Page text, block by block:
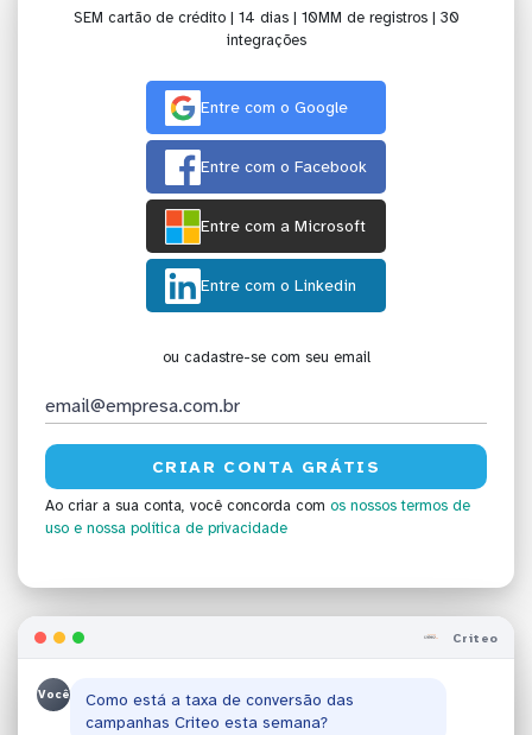
SEM cartão de crédito | 14 dias | 10MM de registros | 30
integrações
Entre com o Google
Entre com o Facebook
Entre com a Microsoft
Entre com o Linkedin
ou cadastre-se com seu email
Ao criar a sua conta, você concorda com os nossos termos de
uso e nossa política de privacidade
Criteo
Você
Como está a taxa de conversão das
campanhas Criteo esta semana?